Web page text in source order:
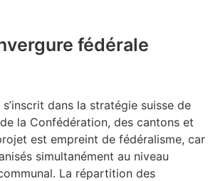
fédérale
dans la stratégie suisse de
la Confédération, des cantons et
est empreint de fédéralisme, car
simultanément au niveau
La répartition des